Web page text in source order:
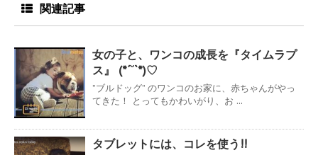
関連記事
女の子と、ワンコの成長を『タイムラプ
ス』 (*´˘`*)♡
”ブルドッグ” のワンコのお家に、赤ちゃんがやっ
てきた！ とってもかわいがり、お ...
タブレットには、コレを使う!!